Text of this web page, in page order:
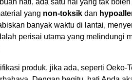
yang non-toksik dan
banyak waktu di lantai,
perisai utama yang melindungi
produk, jika ada, seperti Oeko-